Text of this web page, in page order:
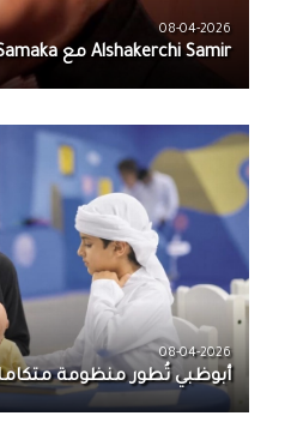
08-04-2026
08-04-2026
أبوظبي تُطور منظومة